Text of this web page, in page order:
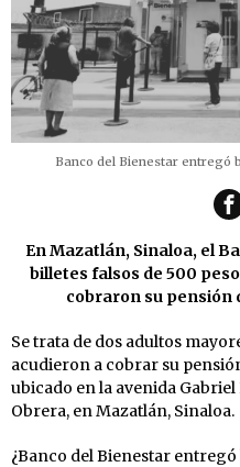
Banco del Bienestar entregó
En Mazatlán, Sinaloa, el
billetes falsos de 500
cobraron su pensión
Se trata de dos adultos
acudieron a cobrar su
ubicado en la avenida Gabriel
Obrera, en Mazatlán, Sinaloa.
¿Banco del Bienestar